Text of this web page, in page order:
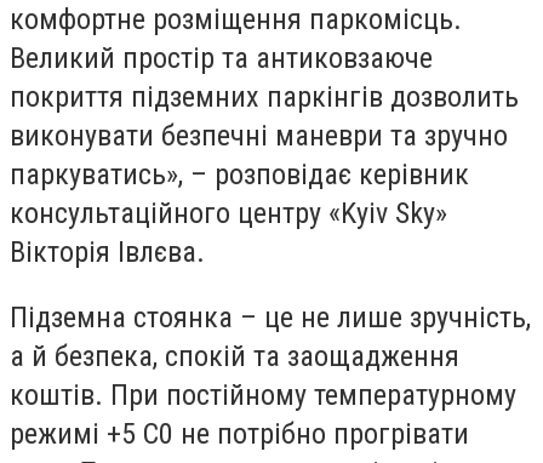
комфортне розміщення паркомісць.
Великий простір та антиковзаюче
покриття підземних паркінгів дозволить
виконувати безпечні маневри та зручно
паркуватись», – розповідає керівник
консультаційного центру «Kyiv Sky»
Вікторія Івлєва.
Підземна стоянка – це не лише зручність,
а й безпека, спокій та заощадження
коштів. При постійному температурному
режимі +5 С0 не потрібно прогрівати